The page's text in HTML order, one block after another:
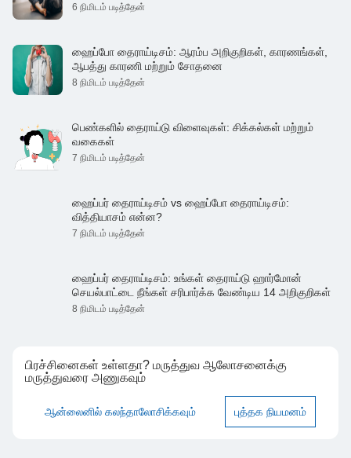
6 நிமிடம் படித்தேன்
ஹைப்போ தைராய்டிசம்: ஆரம்ப அறிகுறிகள், காரணங்கள்,
ஆபத்து காரணி மற்றும் சோதனை
8 நிமிடம் படித்தேன்
பெண்களில் தைராய்டு விளைவுகள்: சிக்கல்கள் மற்றும்
வகைகள்
7 நிமிடம் படித்தேன்
ஹைப்பர் தைராய்டிசம் vs ஹைப்போ தைராய்டிசம்:
வித்தியாசம் என்ன?
7 நிமிடம் படித்தேன்
ஹைப்பர் தைராய்டிசம்: உங்கள் தைராய்டு ஹார்மோன்
செயல்பாட்டை நீங்கள் சரிபார்க்க வேண்டிய 14 அறிகுறிகள்
8 நிமிடம் படித்தேன்
பிரச்சினைகள் உள்ளதா? மருத்துவ ஆலோசனைக்கு
மருத்துவரை அணுகவும்
ஆன்லைனில் கலந்தாலோசிக்கவும் புத்தக நியமனம்